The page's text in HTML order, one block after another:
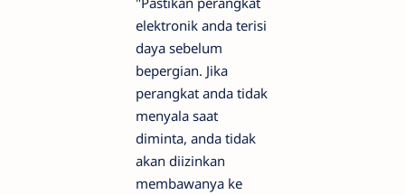
elektronik anda terisi
daya sebelum
bepergian. Jika
perangkat anda tidak
menyala saat
diminta, anda tidak
akan diizinkan
membawanya ke